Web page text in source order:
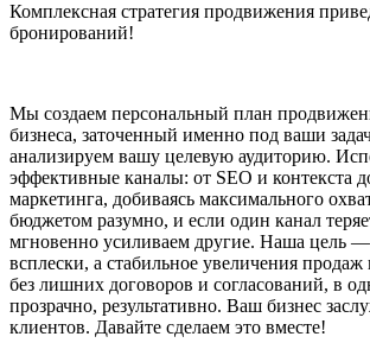
Комплексная стратегия продвижения
бронирований!
Мы создаем персональный план
бизнеса, заточенный именно под ваши
анализируем вашу целевую аудиторию.
эффективные каналы: от SEO и контекста
маркетинга, добиваясь максимального
бюджетом разумно, и если один канал
мгновенно усиливаем другие. Наша цель
всплески, а стабильное увеличения продаж
без лишних договоров и согласований, в
прозрачно, результативно. Ваш бизнес
клиентов. Давайте сделаем это вместе!